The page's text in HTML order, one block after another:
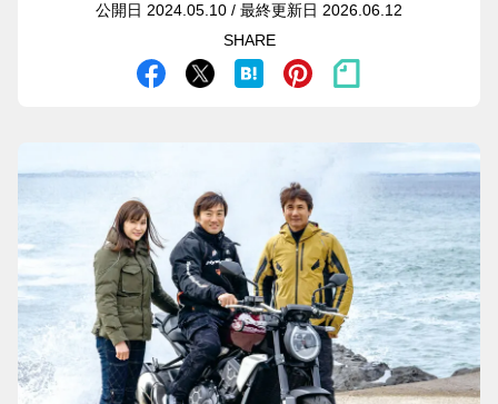
公開日 2024.05.10 / 最終更新日 2026.06.12
SHARE